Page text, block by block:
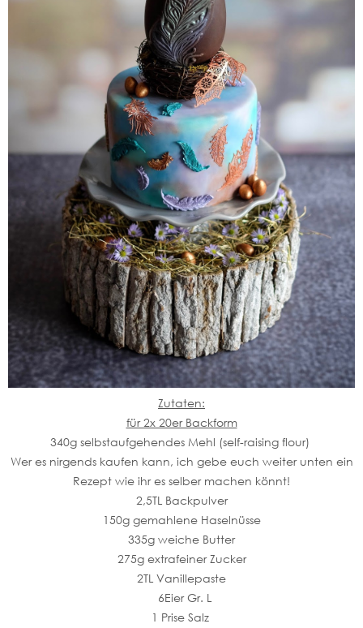
Zutaten:
für 2x 20er Backform
340g selbstaufgehendes Mehl (self-raising flour)
Wer es nirgends kaufen kann, ich gebe euch weiter unten ein
Rezept wie ihr es selber machen könnt!
2,5TL Backpulver
150g gemahlene Haselnüsse
335g weiche Butter
275g extrafeiner Zucker
2TL Vanillepaste
6Eier Gr. L
1 Prise Salz